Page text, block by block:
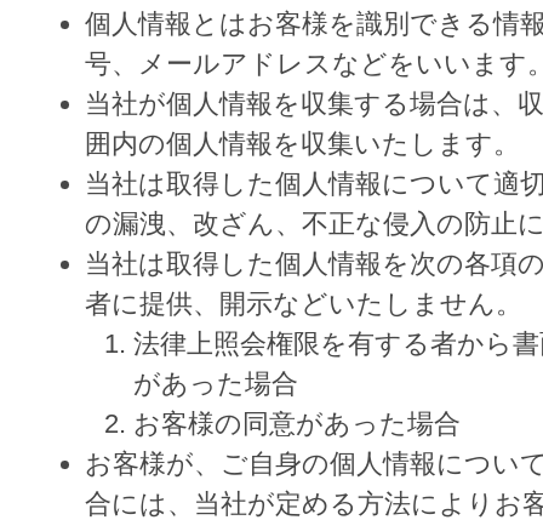
個人情報とはお客様を識別できる情
号、メールアドレスなどをいいます
当社が個人情報を収集する場合は、
囲内の個人情報を収集いたします。
当社は取得した個人情報について適
の漏洩、改ざん、不正な侵入の防止
当社は取得した個人情報を次の各項
者に提供、開示などいたしません。
法律上照会権限を有する者から
があった場合
お客様の同意があった場合
お客様が、ご自身の個人情報につい
合には、当社が定める方法によりお